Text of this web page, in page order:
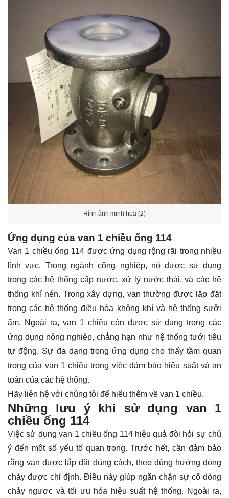
Hình ảnh minh họa (2)
Ứng dụng của van 1 chiều ống 114
Van 1 chiều ống 114 được ứng dụng rộng rãi trong nhiều
lĩnh vực. Trong ngành công nghiệp, nó được sử dụng
trong các hệ thống cấp nước, xử lý nước thải, và các hệ
thống khí nén. Trong xây dựng, van thường được lắp đặt
trong các hệ thống điều hòa không khí và hệ thống sưởi
ấm. Ngoài ra, van 1 chiều còn được sử dụng trong các
ứng dụng nông nghiệp, chẳng hạn như hệ thống tưới tiêu
tự động. Sự đa dạng trong ứng dụng cho thấy tầm quan
trọng của van 1 chiều trong việc đảm bảo hiệu suất và an
toàn của các hệ thống.
Hãy liên hệ với chúng tôi để hiểu thêm về van 1 chiều.
Những lưu ý khi sử dụng van 1
chiều ống 114
Việc sử dụng van 1 chiều ống 114 hiệu quả đòi hỏi sự chú
ý đến một số yếu tố quan trọng. Trước hết, cần đảm bảo
rằng van được lắp đặt đúng cách, theo đúng hướng dòng
chảy được chỉ định. Điều này giúp ngăn chặn sự cố dòng
chảy ngược và tối ưu hóa hiệu suất hệ thống. Ngoài ra,